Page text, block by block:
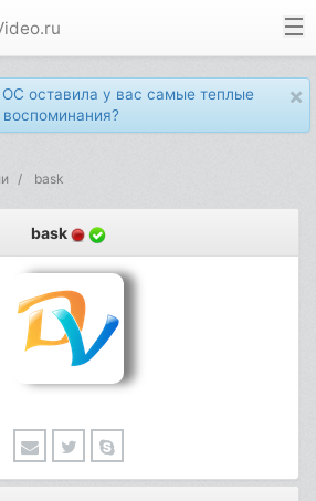
×
оставила у вас самые теплые
воспоминания?
bask
bask